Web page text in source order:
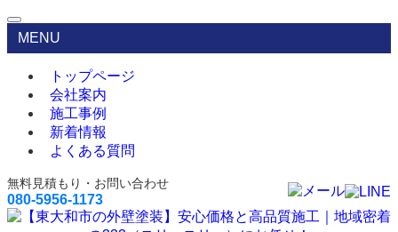
MENU
トップページ
会社案内
施工事例
新着情報
よくある質問
無料見積もり・お問い合わせ
080-5956-1173